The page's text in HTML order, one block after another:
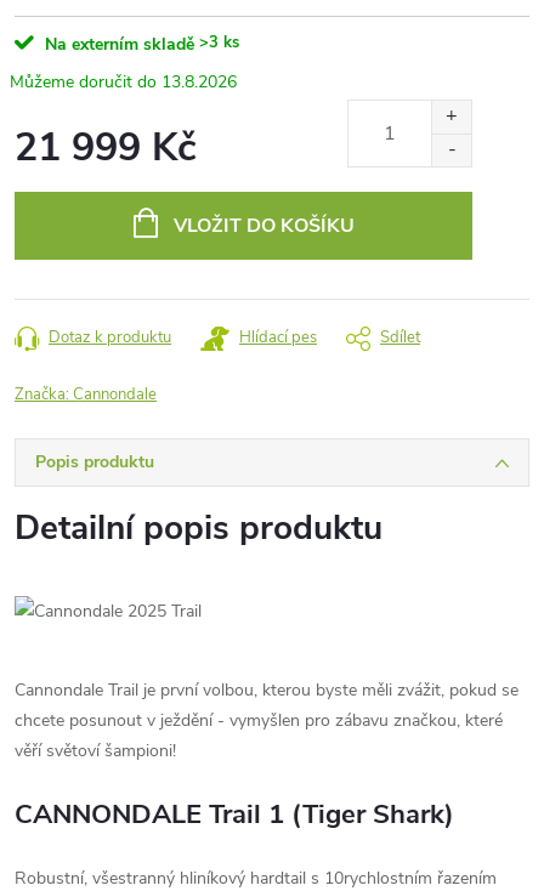
Na externím skladě >3 ks
13.8.2026
21 999 Kč
VLOŽIT DO KOŠÍKU
Dotaz k produktu Hlídací pes Sdílet
Značka:Cannondale
Popis produktu
Detailní popis produktu
Cannondale Trail je první volbou, kterou byste měli zvážit, pokud se
chcete posunout v ježdění - vymyšlen pro zábavu značkou, které
věří světoví šampioni!
CANNONDALE Trail 1 (Tiger Shark)
Robustní, všestranný hliníkový hardtail s 10rychlostním řazením